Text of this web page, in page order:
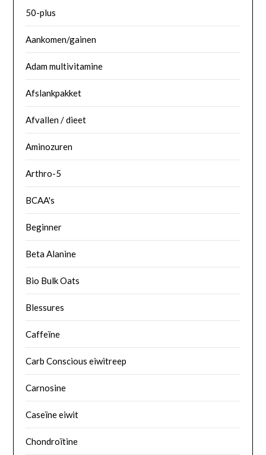
50-plus
Aankomen/gainen
Adam multivitamine
Afslankpakket
Afvallen / dieet
Aminozuren
Arthro-5
BCAA's
Beginner
Beta Alanine
Bio Bulk Oats
Blessures
Caffeïne
Carb Conscious eiwitreep
Carnosine
Caseïne eiwit
Chondroïtine